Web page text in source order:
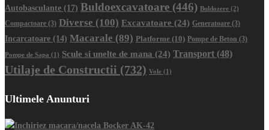
Autobasculante (17) Buldoexcavatoare (446) Buldozere (2)
Compactoare (3) Diverse (100) Excavatoare (24) Generatoare (3)
Incarcatoare (14) Macarale (89) Platforme (10) Pompe de Beton (3)
Pompe de Sapa (1) Scule si unelte de mana (24) Transport (48)
Utilaje de Constructii (732) Vole (1)
Ultimele Anunturi